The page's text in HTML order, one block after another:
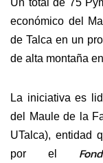
económico del
de Talca en un
de alta montaña
La iniciativa es
del Maule de la
UTalca), entidad
por el